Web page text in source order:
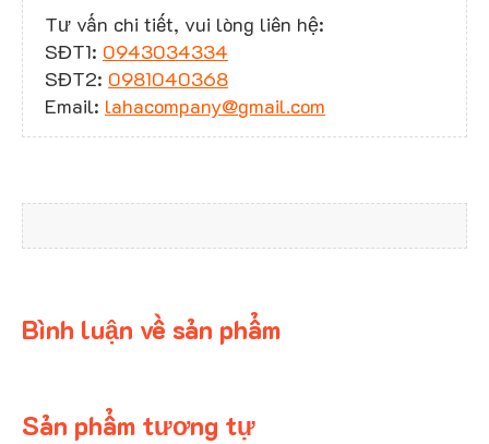
Tư vấn chi tiết, vui lòng liên hệ:
SĐT1: 0943034334
SĐT2: 0981040368
Email: lahacompany@gmail.com
Bình luận về sản phẩm
Sản phẩm tương tự